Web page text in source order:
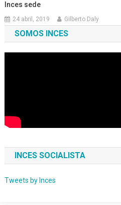
Inces sede
24 abril, 2019 Gilberto Daly
SOMOS INCES
INCES SOCIALISTA
Tweets by Inces